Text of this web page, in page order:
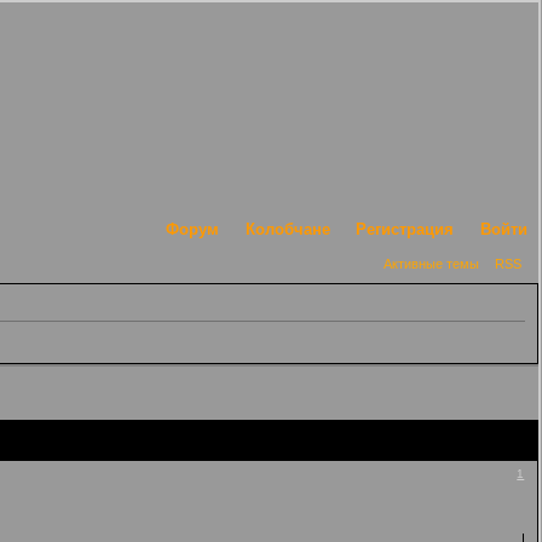
Форум Колобчане Регистрация Войти
Активные темы RSS
1